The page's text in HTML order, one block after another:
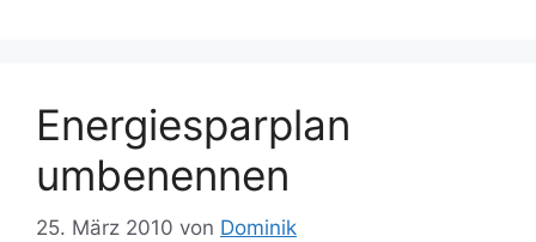
Energiesparplan
umbenennen
25. März 2010 von Dominik